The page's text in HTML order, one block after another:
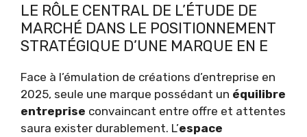
LE RÔLE CENTRAL DE L’ÉTUDE DE
MARCHÉ DANS LE POSITIONNEMENT
STRATÉGIQUE D’UNE MARQUE EN E
Face à l’émulation de créations d’entreprise en
2025, seule une marque possédant un équilibre
entreprise convaincant entre offre et attentes
saura exister durablement. L’espace